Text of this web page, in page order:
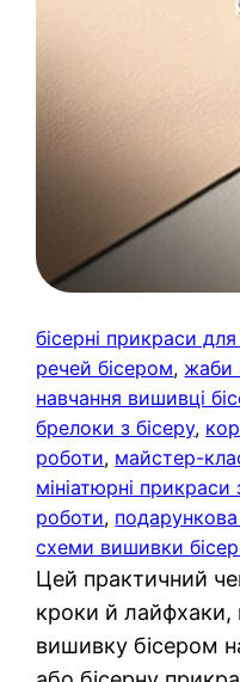
бісерні прикраси
речей бісером, жаби
навчання вишивці
брелоки з бісеру,
роботи, майстер-
мініатюрні прикраси
роботи,
схеми вишивки
Цей практичний
кроки й
вишивку бісером